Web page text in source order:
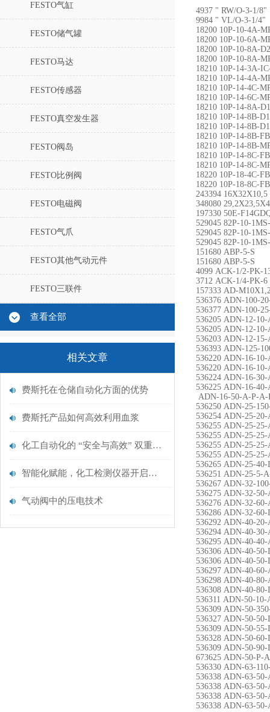
FESTO气缸
FESTO储气罐
FESTO马达
FESTO传感器
FESTO真空发生器
FESTO阀岛
FESTO比例阀
FESTO电磁阀
FESTO气爪
FESTO其他气动元件
FESTO三联件
查看全部
相关文章
费斯托在仓储自动化方面的优势
费斯托产品如何高效利用血浆
化工自动化的 “安全与高效” 双重破局
智能化赋能，化工检测仪器开启高效安全新征程
气动阀中的压电技术
4937 " RW/O-3-1/8"
9984 " VL/O-3-1/4"
18200 10P-10-4A-
18200 10P-10-6A-
18200 10P-10-8A-
18200 10P-10-8A-
18210 10P-14-3A-
18210 10P-14-4A-
18210 10P-14-4C-
18210 10P-14-6C-
18210 10P-14-8A-
18210 10P-14-8B-
18210 10P-14-8B-
18210 10P-14-8B-
18210 10P-14-8B-
18210 10P-14-8C-
18210 10P-14-8C-
18220 10P-18-4C-
18220 10P-18-8C-
243394 16X32X10,5
348080
197330 50E-
529045 82P-10-
529045 82P-10-
529045 82P-10-
151680 ABP-5-S
151680 ABP-5-S
4099 ACK-1/2-PK-
3712 ACK-1/4-PK-6
157333 AD-
536376 ADN-100-
536377 ADN-100-
536205 ADN-12-
536205 ADN-12-
536203 ADN-12-
536393 ADN-125-
536220 ADN-16-
536220 ADN-16-
536224 ADN-16-
536225 ADN-16-
ADN-16-50-A-P-A-
536250 ADN-25-
536254 ADN-25-
536255 ADN-25-
536255 ADN-25-
536255 ADN-25-
536255 ADN-25-
536265 ADN-25-
536251 ADN-25-5-
536267 ADN-32-
536275 ADN-32-
536276 ADN-32-
536286 ADN-32-
536292 ADN-40-
536294 ADN-40-
536295 ADN-40-
536306 ADN-40-
536306 ADN-40-
536297 ADN-40-
536298 ADN-40-
536308 ADN-40-
536311 ADN-50-
536309 ADN-50-
536327 ADN-50-
536309 ADN-50-
536328 ADN-50-
536309 ADN-50-
673625 ADN-50-P-A
536330 ADN-63-
536338 ADN-63-50-
536338 ADN-63-
536338 ADN-63-
536338 ADN-63-